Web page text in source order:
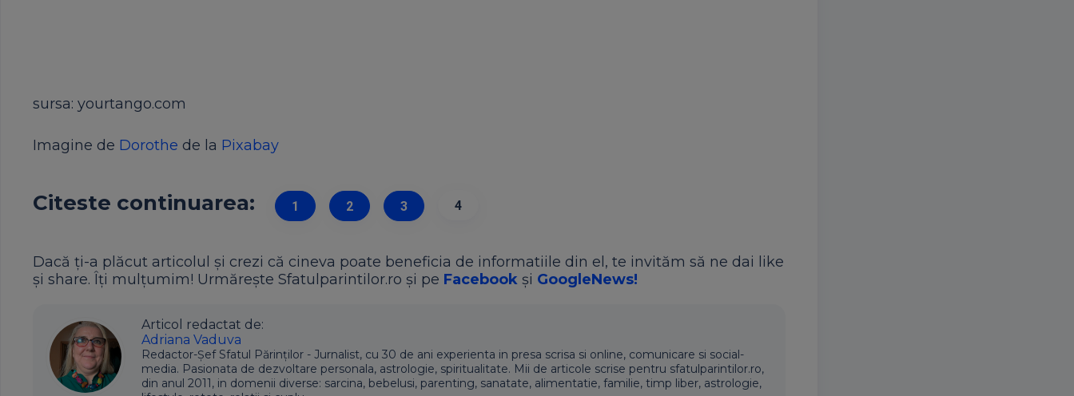
sursa: yourtango.com
Imagine de Dorothe de la Pixabay
Citeste continuarea: 1 2 3 4
Dacă ți-a plăcut articolul și crezi că cineva poate beneficia de informatiile din el, te invităm să ne dai like
și share. Îți mulțumim! Urmărește Sfatulparintilor.ro și pe Facebook și GoogleNews!
Articol redactat de:
Adriana Vaduva
Redactor-Șef Sfatul Părinților - Jurnalist, cu 30 de ani experienta in presa scrisa si online, comunicare si social-
media. Pasionata de dezvoltare personala, astrologie, spiritualitate. Mii de articole scrise pentru sfatulparintilor.ro,
din anul 2011, in domenii diverse: sarcina, bebelusi, parenting, sanatate, alimentatie, familie, timp liber, astrologie,